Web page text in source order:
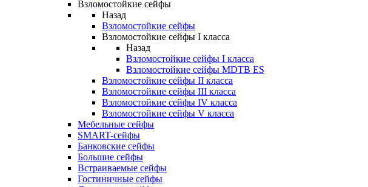
Взломостойкие сейфы
Назад
Взломостойкие сейфы
Взломостойкие сейфы I класса
Назад
Взломостойкие сейфы I класса
Взломостойкие сейфы MDTB ES
Взломостойкие сейфы II класса
Взломостойкие сейфы III класса
Взломостойкие сейфы IV класса
Взломостойкие сейфы V класса
Мебельные сейфы
SMART-сейфы
Банковские сейфы
Большие сейфы
Встраиваемые сейфы
Гостиничные сейфы